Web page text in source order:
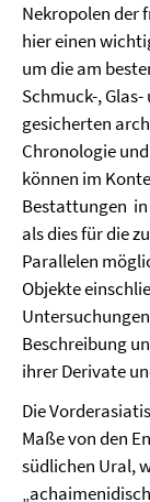
Nekropolen der
hier einen
um die am
Schmuck-,
gesicherten
Chronologie
können im
Bestattungen in
als dies für die
Parallelen
Objekte
Beschreibung
ihrer Derivate
Die
Maße von den
südlichen Ural,